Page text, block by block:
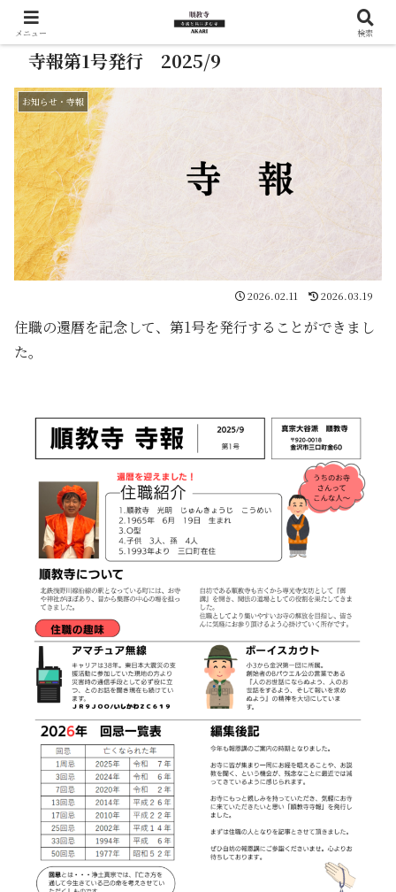
寺報第1号発行 2025/9
お知らせ・寺報
2026.02.11 2026.03.19
住職の還暦を記念して、第1号を発行することができまし
た。
メニュー 検索